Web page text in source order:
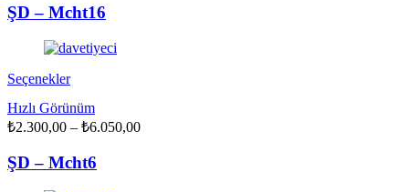
var.
Seçenekler
ürün
sayfasından
seçilebilir
ŞD – Mcht16
SeçeneklerBu
birden
fazla
var.
Hızlı Görünüm
₺2.300,00 – ₺6.050,00Fiyat
ŞD – Mcht6